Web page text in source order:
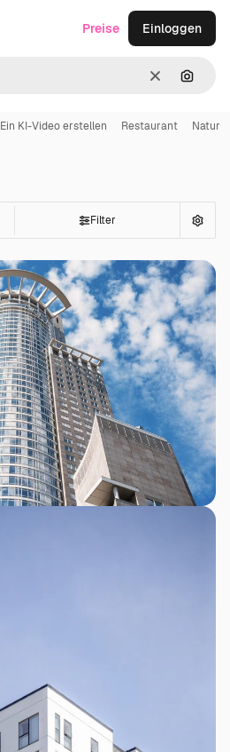
LöschenNach
Preise Einloggen
Ein KI-Video erstellen Restaurant Natur
Filter